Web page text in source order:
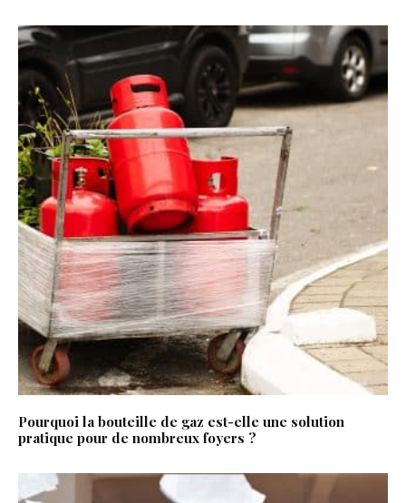
Pourquoi la bouteille de gaz est-elle une solution
pratique pour de nombreux foyers ?